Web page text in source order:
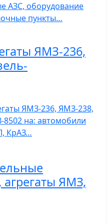
АЗС, оборудование
пункты…
ЯМЗ-236,
ЯМЗ-236, ЯМЗ-238,
на: автомобили
КрАЗ…
агрегаты ЯМЗ,